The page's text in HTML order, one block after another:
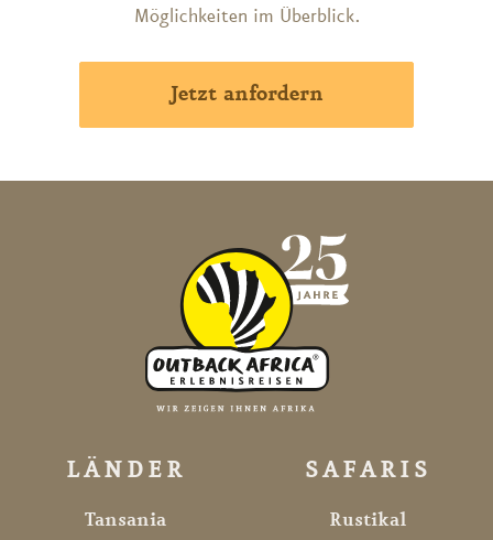
Möglichkeiten im Überblick.
Jetzt anfordern
LÄNDER
Tansania
SAFARIS
Rustikal